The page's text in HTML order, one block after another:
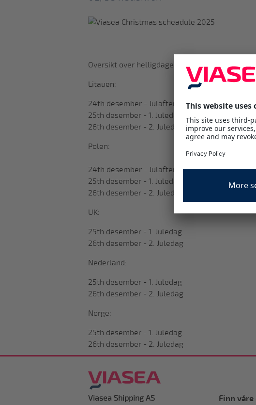
Oversikt over helligdager i julen, følgende
Litauen:
24th desember - Julaften
25th desember - 1. Juledag
26th desember - 2. Juledag
Polen:
24th desember - Julaften
25th desember - 1. Juledag
26th desember - 2. Juledag
UK:
25th desember - 1. Juledag
26th desember - 2. Juledag
Nederland:
25th desember - 1. Juledag
26th desember - 2. Juledag
Norge:
25th desember - 1. Juledag
26th desember - 2. Juledag
Viasea Shipping AS Finn